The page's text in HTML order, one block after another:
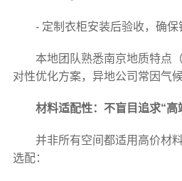
- 定制衣柜安装后验收，确保
本地团队熟悉南京地质特点
对性优化方案，异地公司常因气
材料适配性：不盲目追求“高
并非所有空间都适用高价材
选配：